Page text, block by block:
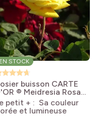
EN STOCK
buisson CARTE
® Meidresia Rosa
CARTE
petit + : Sa couleur
et lumineuse